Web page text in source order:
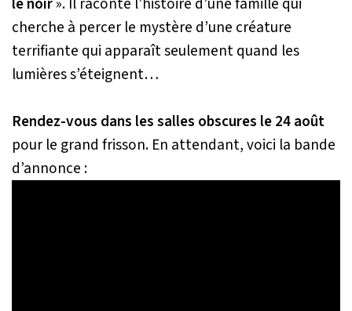
cherche à percer le mystère d’une créature
terrifiante qui apparaît seulement quand les
lumières s’éteignent…
Rendez-vous dans les salles obscures le 24 août
pour le grand frisson. En attendant, voici la bande
d’annonce :